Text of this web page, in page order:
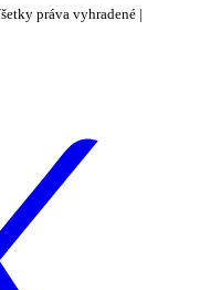
práva vyhradené |